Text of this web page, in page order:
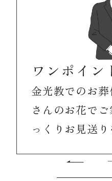
ワンポイン
金光教でのお葬
さんのお花で
っくりお見送り